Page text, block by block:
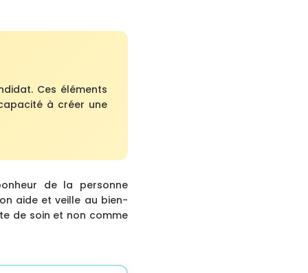
Ces éléments
à créer une
de la personne
aide et veille au bien-
de soin et non comme